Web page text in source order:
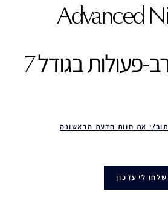
Advanced
סרום תיקון רב-פעולות בגודל 7
י את חוות הדעת הראשונה
שלחו לי עדכון